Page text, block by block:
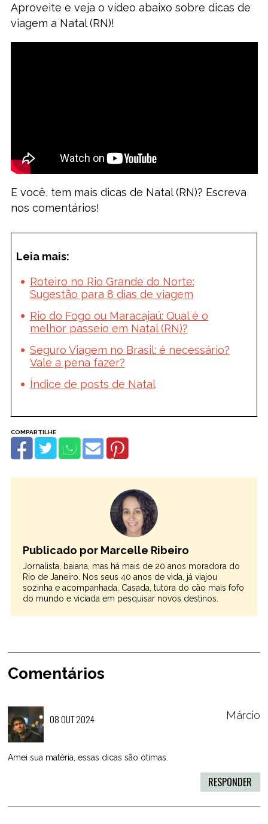
Aproveite e veja o vídeo abaixo sobre dicas de
viagem a Natal (RN)!
E você, tem mais dicas de Natal (RN)? Escreva
nos comentários!
Leia mais:
Roteiro no Rio Grande do Norte:
Sugestão para 8 dias de viagem
Rio do Fogo ou Maracajaú: Qual é o
melhor passeio em Natal (RN)?
Seguro Viagem no Brasil: é necessário?
Vale a pena fazer?
Índice de posts de Natal
Publicado por Marcelle Ribeiro
Jornalista, baiana, mas há mais de 20 anos moradora do
Rio de Janeiro. Nos seus 40 anos de vida, já viajou
sozinha e acompanhada. Casada, tutora do cão mais fofo
do mundo e viciada em pesquisar novos destinos.
Comentários
Márcio
08 OUT 2024
Amei sua matéria, essas dicas são ótimas.
RESPONDER